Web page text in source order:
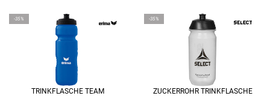
-35%
TRINKFLASCHE TEAM
-35%
ZUCKERROHR TRINKFLASCHE